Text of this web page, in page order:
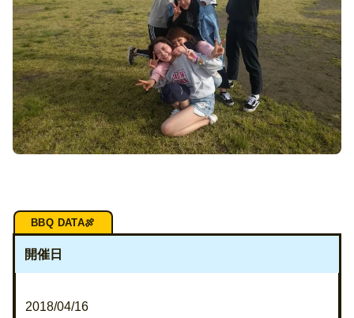
開催日
2018/04/16